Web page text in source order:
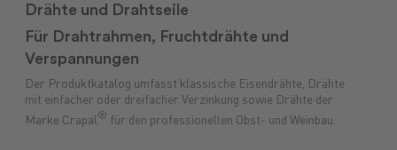
Drähte und Drahtseile
Für Drahtrahmen, Fruchtdrähte und
Verspannungen
Der Produktkatalog umfasst klassische Eisendrähte, Drähte
mit einfacher oder dreifacher Verzinkung sowie Drähte der
Marke Crapal ® für den professionellen Obst- und Weinbau.